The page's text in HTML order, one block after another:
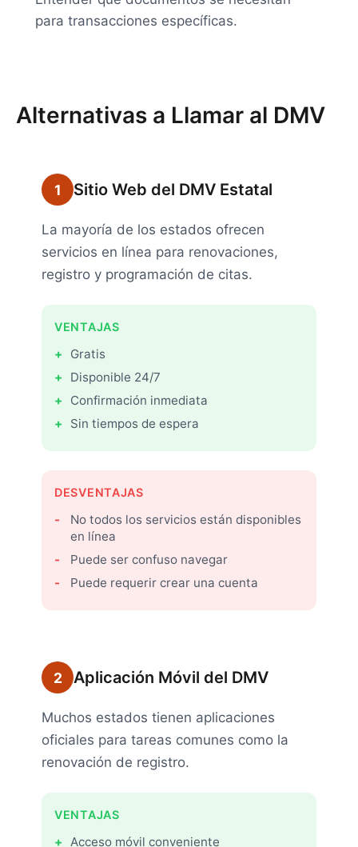
para transacciones específicas.
Alternativas a Llamar al DMV
1 Sitio Web del DMV Estatal
La mayoría de los estados ofrecen
servicios en línea para renovaciones,
registro y programación de citas.
VENTAJAS
Gratis
Disponible 24/7
Confirmación inmediata
Sin tiempos de espera
DESVENTAJAS
No todos los servicios están disponibles
en línea
Puede ser confuso navegar
Puede requerir crear una cuenta
2 Aplicación Móvil del DMV
Muchos estados tienen aplicaciones
oficiales para tareas comunes como la
renovación de registro.
VENTAJAS
Acceso móvil conveniente